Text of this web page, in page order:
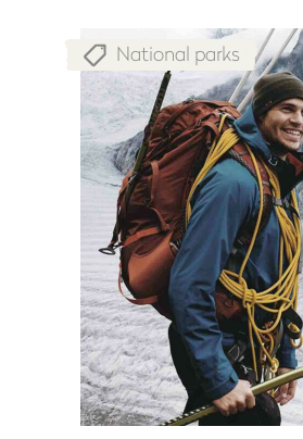
National parks